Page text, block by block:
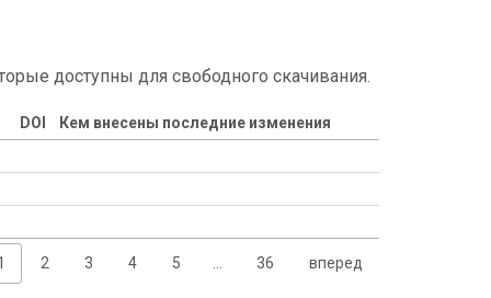
доступны для свободного скачивания.
DOI Кем внесены последние изменения
2 3 4 5 36 вперед